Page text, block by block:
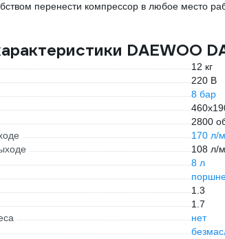
перенести компрессор в любое место
DAEWOO
12 кг
220 В
8 бар
2800
170 л/
108 л/
8 л
1.3
1.7
нет